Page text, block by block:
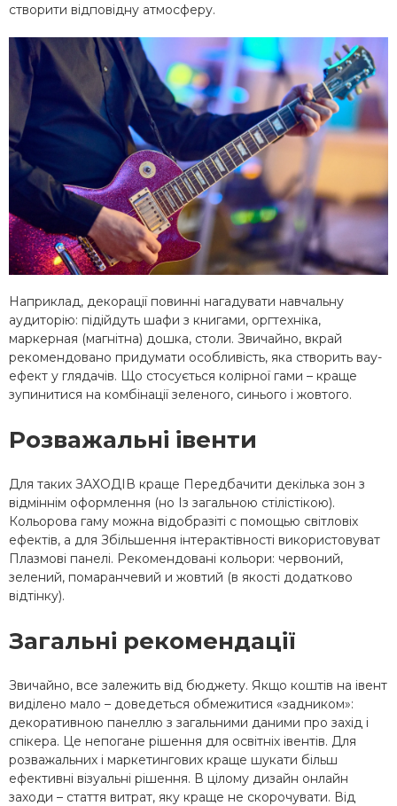
створити відповідну атмосферу.
Наприклад, декорації повинні нагадувати навчальну
аудиторію: підійдуть шафи з книгами, оргтехніка,
маркерная (магнітна) дошка, столи. Звичайно, вкрай
рекомендовано придумати особливість, яка створить вау-
ефект у глядачів. Що стосується колірної гами – краще
зупинитися на комбінації зеленого, синього і жовтого.
Розважальні івенти
Для таких ЗАХОДІВ краще Передбачити декілька зон з
відміннім оформлення (но Із загальною стілістікою).
Кольорова гаму можна відобразіті с помощью світловіх
ефектів, а для Збільшення інтерактівності використовуват
Плазмові панелі. Рекомендовані кольори: червоний,
зелений, помаранчевий и жовтий (в якості додатково
відтінку).
Загальні рекомендації
Звичайно, все залежить від бюджету. Якщо коштів на івент
виділено мало – доведеться обмежитися «задником»:
декоративною панеллю з загальними даними про захід і
спікера. Це непогане рішення для освітніх івентів. Для
розважальних і маркетингових краще шукати більш
ефективні візуальні рішення. В цілому дизайн онлайн
заходи – стаття витрат, яку краще не скорочувати. Від